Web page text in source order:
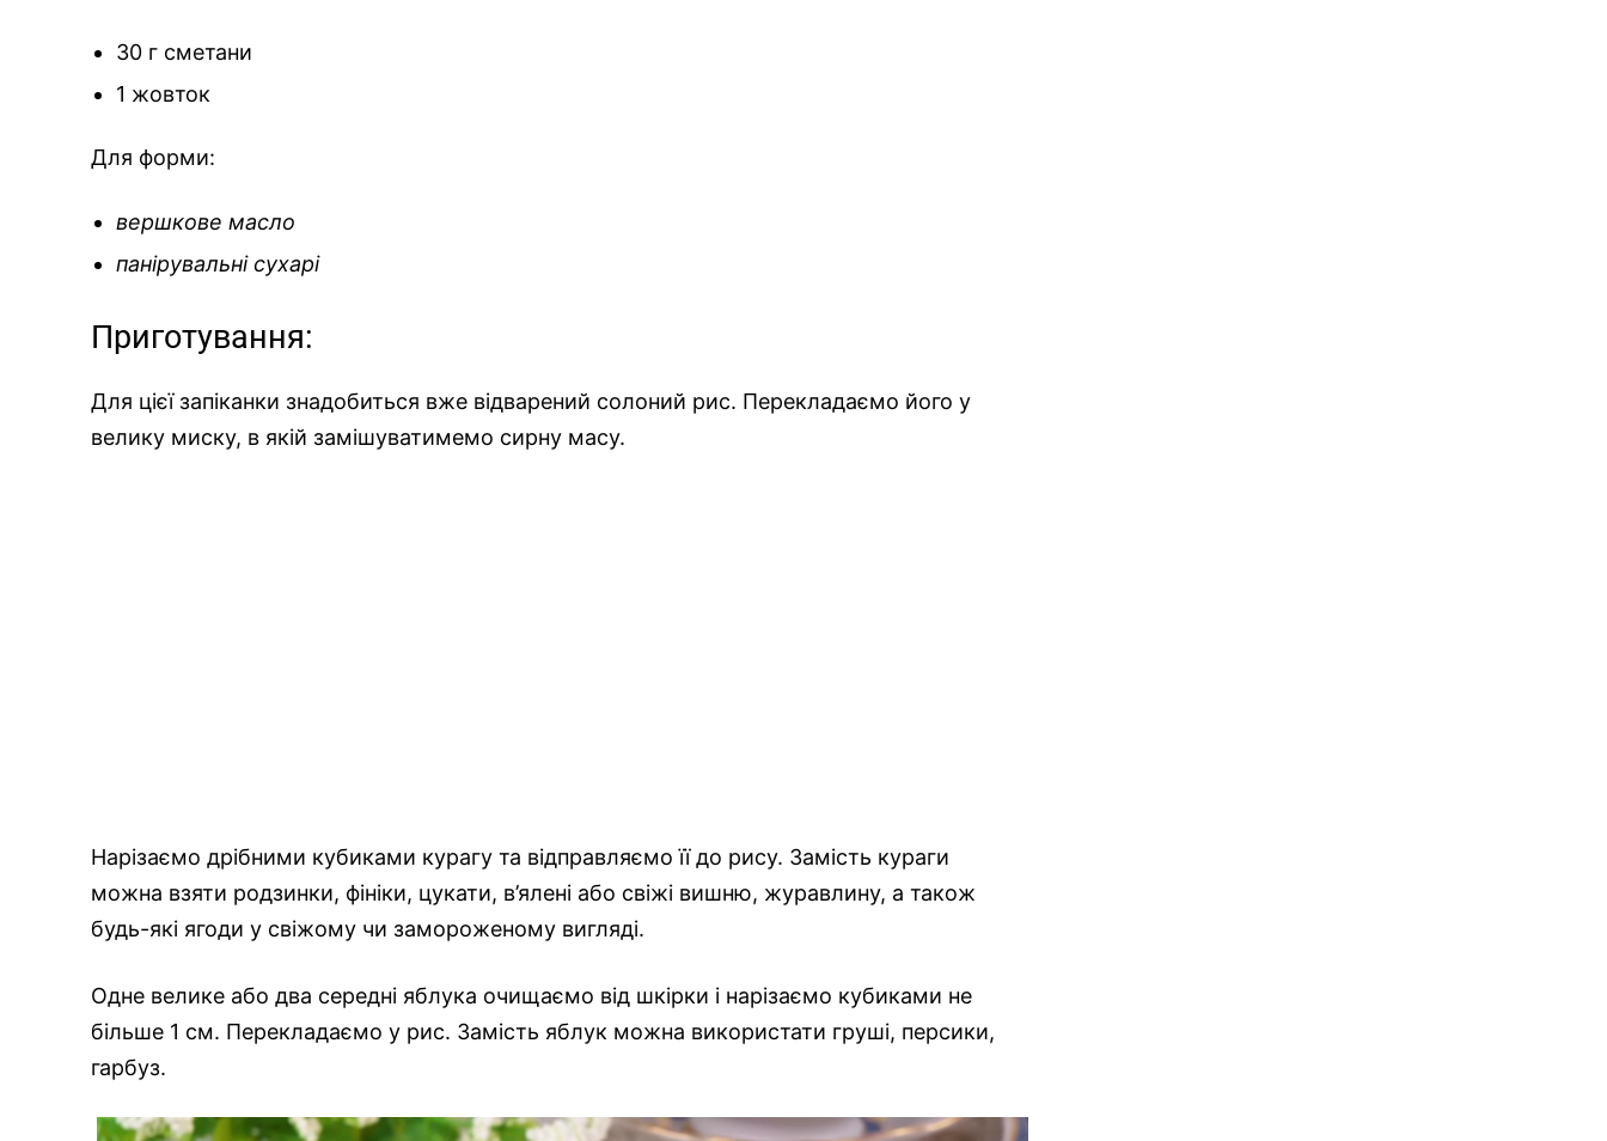
30 г сметани
1 жовток
Для форми:
вершкове масло
панірувальні сухарі
Приготування:
Для цієї запіканки знадобиться вже відварений солоний рис. Перекладаємо його у
велику миску, в якій замішуватимемо сирну масу.
Нарізаємо дрібними кубиками курагу та відправляємо її до рису. Замість кураги
можна взяти родзинки, фініки, цукати, в’ялені або свіжі вишню, журавлину, а також
будь-які ягоди у свіжому чи замороженому вигляді.
Одне велике або два середні яблука очищаємо від шкірки і нарізаємо кубиками не
більше 1 см. Перекладаємо у рис. Замість яблук можна використати груші, персики,
гарбуз.